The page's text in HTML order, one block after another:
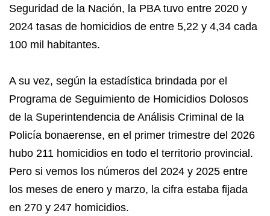
Seguridad de la Nación, la PBA tuvo entre 2020 y
2024 tasas de homicidios de entre 5,22 y 4,34 cada
100 mil habitantes.
A su vez, según la estadística brindada por el
Programa de Seguimiento de Homicidios Dolosos
de la Superintendencia de Análisis Criminal de la
Policía bonaerense, en el primer trimestre del 2026
hubo 211 homicidios en todo el territorio provincial.
Pero si vemos los números del 2024 y 2025 entre
los meses de enero y marzo, la cifra estaba fijada
en 270 y 247 homicidios.